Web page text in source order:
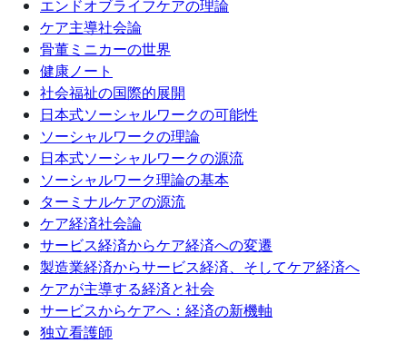
エンドオブライフケアの理論
ケア主導社会論
骨董ミニカーの世界
健康ノート
社会福祉の国際的展開
日本式ソーシャルワークの可能性
ソーシャルワークの理論
日本式ソーシャルワークの源流
ソーシャルワーク理論の基本
ターミナルケアの源流
ケア経済社会論
サービス経済からケア経済への変遷
製造業経済からサービス経済、そしてケア経済へ
ケアが主導する経済と社会
サービスからケアへ：経済の新機軸
独立看護師